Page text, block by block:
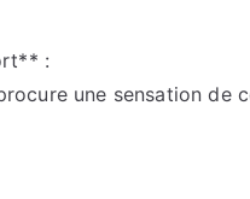
:
une sensation